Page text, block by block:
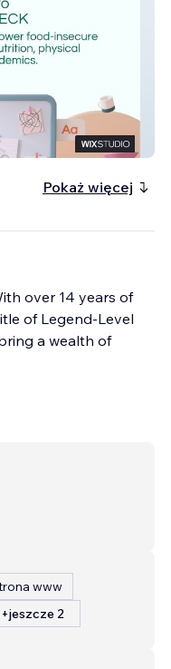
Pokaż więcej
over 14 years of
of Legend-Level
a wealth of
www
+jeszcze 2